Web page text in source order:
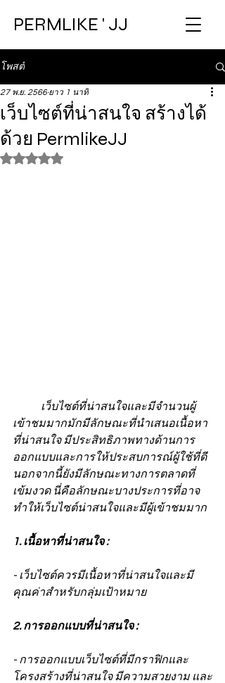
PERMLIKE ' JJ
โพสต์
เว็บไซต์ที่น่าสนใจ สร้างได้
ด้วย PermlikeJJ
27 พ.ย. 2566ยาว 1 นาที
ได้รับ NaN เต็ม 5 ดาว
เข้าชมมากมักมีลักษณะที่นำเสนอเนื้อหา
ที่น่าสนใจ มีประสิทธิภาพทางด้านการ
ออกแบบและการให้ประสบการณ์ผู้ใช้ที่ดี
นอกจากนี้ยังมีลักษณะทางการตลาดที่
เข้มงวด นี่คือลักษณะบางประการที่อาจ
ทำให้เว็บไซต์น่าสนใจและมีผู้เข้าชมมาก
1. เนื้อหาที่น่าสนใจ :
- เว็บไซต์ควรมีเนื้อหาที่น่าสนใจและมี
คุณค่าสำหรับกลุ่มเป้าหมาย
2. การออกแบบที่น่าสนใจ :
- การออกแบบเว็บไซต์ที่มีกราฟิกและ
โครงสร้างที่น่าสนใจ มีความสวยงาม และ